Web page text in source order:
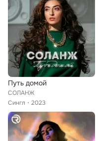
Путь домой
СОЛАНЖ
Сингл
2023